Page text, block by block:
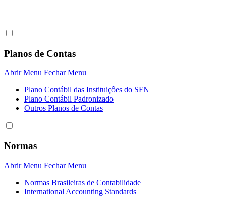
Planos de Contas
Abrir Menu Fechar Menu
Plano Contábil das Instituiçôes do SFN
Plano Contábil Padronizado
Outros Planos de Contas
Normas
Abrir Menu Fechar Menu
Normas Brasileiras de Contabilidade
International Accounting Standards